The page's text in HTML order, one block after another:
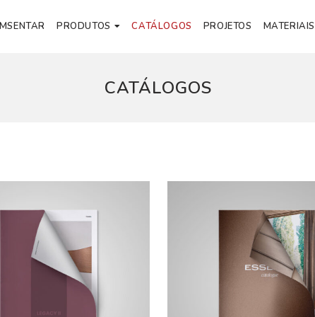
PRODUTOS CATÁLOGOS PROJETOS MATERIAIS
CATÁLOGOS